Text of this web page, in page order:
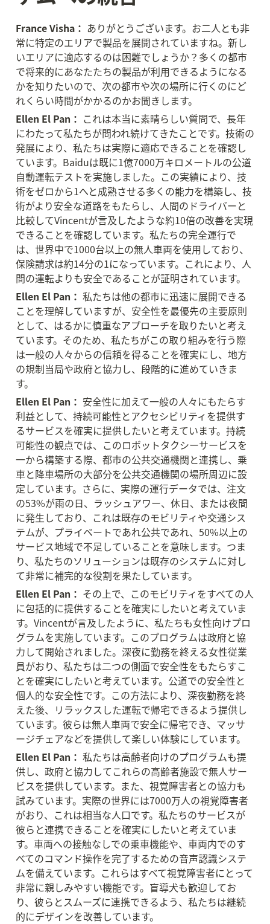
France Visha： ありがとうございます。お二人とも非
常に特定のエリアで製品を展開されていますね。新し
いエリアに適応するのは困難でしょうか？多くの都市
で将来的にあなたたちの製品が利用できるようになる
かを知りたいので、次の都市や次の場所に行くのにど
れくらい時間がかかるのかお聞きします。
Ellen El Pan： これは本当に素晴らしい質問で、長年
にわたって私たちが問われ続けてきたことです。技術の
発展により、私たちは実際に適応できることを確認し
ています。Baiduは既に1億7000万キロメートルの公道
自動運転テストを実施しました。この実績により、技
術をゼロから1へと成熟させる多くの能力を構築し、技
術がより安全な道路をもたらし、人間のドライバーと
比較してVincentが言及したような約10倍の改善を実現
できることを確認しています。私たちの完全運行で
は、世界中で1000台以上の無人車両を使用しており、
保険請求は約14分の1になっています。これにより、人
間の運転よりも安全であることが証明されています。
Ellen El Pan： 私たちは他の都市に迅速に展開できる
ことを理解していますが、安全性を最優先の主要原則
として、はるかに慎重なアプローチを取りたいと考え
ています。そのため、私たちがこの取り組みを行う際
は一般の人々からの信頼を得ることを確実にし、地方
の規制当局や政府と協力し、段階的に進めていきま
す。
Ellen El Pan： 安全性に加えて一般の人々にもたらす
利益として、持続可能性とアクセシビリティを提供す
るサービスを確実に提供したいと考えています。持続
可能性の観点では、このロボットタクシーサービスを
一から構築する際、都市の公共交通機関と連携し、乗
車と降車場所の大部分を公共交通機関の場所周辺に設
定しています。さらに、実際の運行データでは、注文
の53%が雨の日、ラッシュアワー、休日、または夜間
に発生しており、これは既存のモビリティや交通シス
テムが、プライベートであれ公共であれ、50%以上の
サービス地域で不足していることを意味します。つま
り、私たちのソリューションは既存のシステムに対し
て非常に補完的な役割を果たしています。
Ellen El Pan： その上で、このモビリティをすべての人
に包括的に提供することを確実にしたいと考えていま
す。Vincentが言及したように、私たちも女性向けプロ
グラムを実施しています。このプログラムは政府と協
力して開始されました。深夜に勤務を終える女性従業
員がおり、私たちは二つの側面で安全性をもたらすこ
とを確実にしたいと考えています。公道での安全性と
個人的な安全性です。この方法により、深夜勤務を終
えた後、リラックスした運転で帰宅できるよう提供し
ています。彼らは無人車両で安全に帰宅でき、マッサ
ージチェアなどを提供して楽しい体験にしています。
Ellen El Pan： 私たちは高齢者向けのプログラムも提
供し、政府と協力してこれらの高齢者施設で無人サー
ビスを提供しています。また、視覚障害者との協力も
試みています。実際の世界には7000万人の視覚障害者
がおり、これは相当な人口です。私たちのサービスが
彼らと連携できることを確実にしたいと考えていま
す。車両への接触なしでの乗車機能や、車両内でのす
べてのコマンド操作を完了するための音声認識システ
ムを備えています。これらはすべて視覚障害者にとって
非常に親しみやすい機能です。盲導犬も歓迎してお
り、彼らとスムーズに連携できるよう、私たちは継続
的にデザインを改善しています。